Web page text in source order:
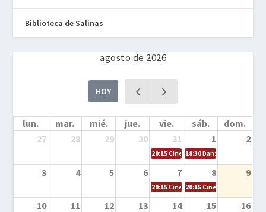
Biblioteca de Salinas
agosto de 2026
HOY
lun. mar. mié. jue. vie. sáb.
dom.
27
28 29 30 31 1 2
20:15Cine en la calle – Cómo
18:30Danza – Cita en el
3 4 5 6 7 8 9
20:15Cine en la calle – El niño y la
20:15Cine en la calle –
10 11 12 13 14 15 16